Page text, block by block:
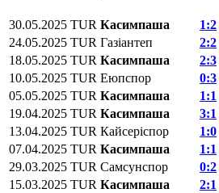
30.05.2025 TUR Касимпаша 1:2
24.05.2025 TUR Газіантеп 2:2
18.05.2025 TUR Касимпаша 2:3
10.05.2025 TUR Eюпспор 0:3
05.05.2025 TUR Касимпаша 1:1
19.04.2025 TUR Касимпаша 3:1
13.04.2025 TUR Кайсеріспор 1:0
07.04.2025 TUR Касимпаша 1:1
29.03.2025 TUR Самсунспор 0:2
15.03.2025 TUR Касимпаша 2:1